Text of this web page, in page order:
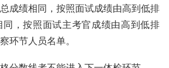
成绩相同，按照面试成绩由高到低排
同，按照面试主考官成绩由高到低排
环节人员名单。